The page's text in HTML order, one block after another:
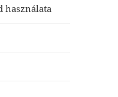
használata